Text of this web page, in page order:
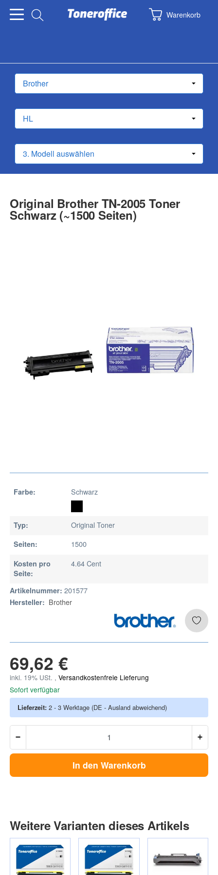
Warenkorb
Original Brother TN-2005 Toner
Schwarz (~1500 Seiten)
Farbe: Schwarz
Typ: Original Toner
Seiten: 1500
Kosten pro
Seite:
4.64 Cent
Artikelnummer: 201577
Hersteller: Brother
69,62 €
inkl. 19% USt. , Versandkostenfreie Lieferung
Sofort verfügbar
Lieferzeit: 2 - 3 Werktage (DE - Ausland abweichend)
In den Warenkorb
Weitere Varianten dieses Artikels